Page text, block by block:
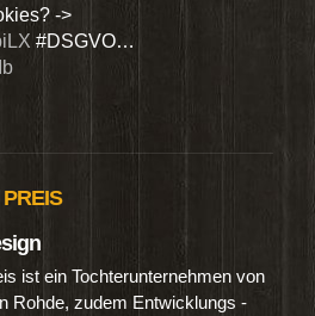
->
#DSGVO…
ist ein Tochterunternehmen von
Rohde, zudem Entwicklungs -